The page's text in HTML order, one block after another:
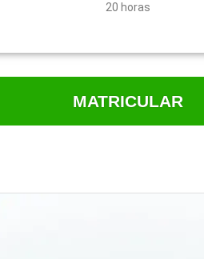
20 horas
MATRICULAR